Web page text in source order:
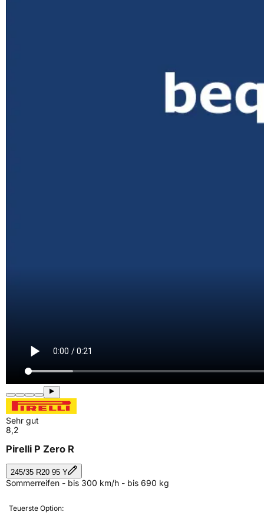
Sehr gut
8,2
Pirelli P Zero R
245/35 R20 95 Y
Sommerreifen - bis 300 km/h - bis 690 kg
Teuerste Option: